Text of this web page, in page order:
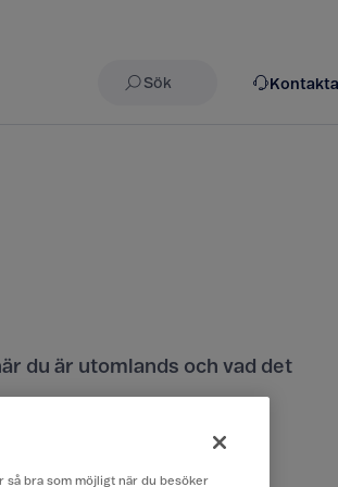
Sök
du är utomlands och vad det
så bra som möjligt när du besöker